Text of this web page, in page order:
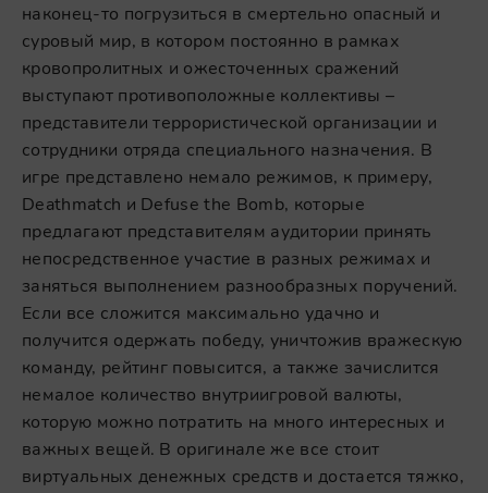
наконец-то погрузиться в смертельно опасный и
суровый мир, в котором постоянно в рамках
кровопролитных и ожесточенных сражений
выступают противоположные коллективы –
представители террористической организации и
сотрудники отряда специального назначения. В
игре представлено немало режимов, к примеру,
Deathmatch и Defuse the Bomb, которые
предлагают представителям аудитории принять
непосредственное участие в разных режимах и
заняться выполнением разнообразных поручений.
Если все сложится максимально удачно и
получится одержать победу, уничтожив вражескую
команду, рейтинг повысится, а также зачислится
немалое количество внутриигровой валюты,
которую можно потратить на много интересных и
важных вещей. В оригинале же все стоит
виртуальных денежных средств и достается тяжко,